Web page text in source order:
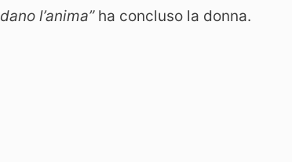
l’anima”ha concluso la donna.